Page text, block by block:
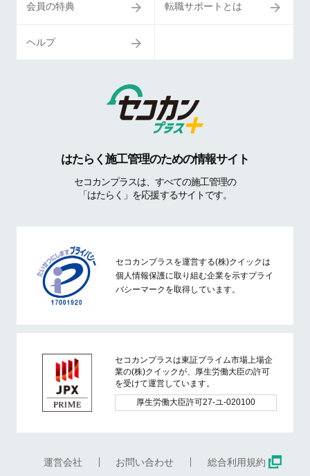
会員の特典 転職サポートとは
ヘルプ
はたらく施工管理のための情報サイト
セコカンプラスは、すべての施工管理の
「はたらく」を応援するサイトです。
セコカンプラスを運営する(株)クイックは
個人情報保護に取り組む企業を示すプライ
バシーマークを取得しています。
セコカンプラスは東証プライム市場上場企
業の(株)クイックが、厚生労働大臣の許可
を受けて運営しています。
厚生労働大臣許可27-ユ-020100
運営会社 お問い合わせ 総合利用規約